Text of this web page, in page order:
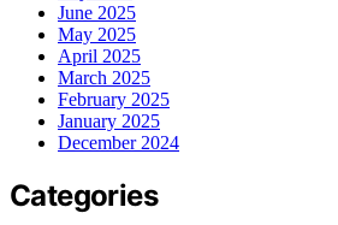
June 2025
May 2025
April 2025
March 2025
February 2025
January 2025
December 2024
Categories